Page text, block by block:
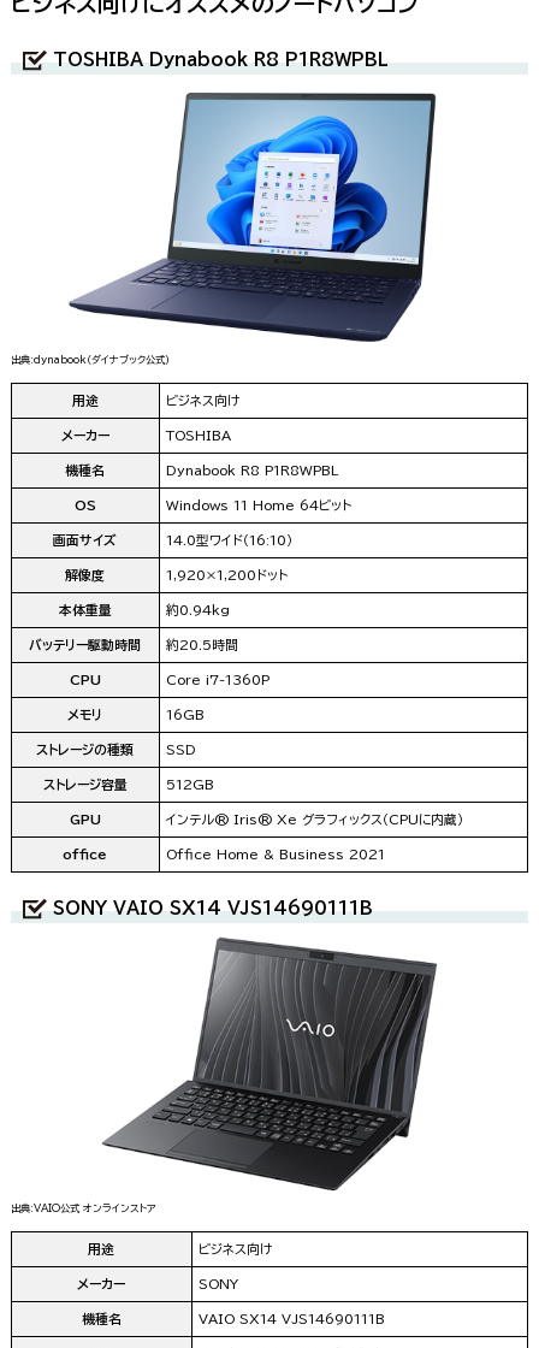
TOSHIBA Dynabook R8 P1R8WPBL
出典:dynabook（ダイナブック公式）
用途 ビジネス向け
メーカー TOSHIBA
機種名 Dynabook R8 P1R8WPBL
OS Windows 11 Home 64ビット
画面サイズ 14.0型ワイド（16:10）
解像度 1,920×1,200ドット
本体重量 約0.94kg
バッテリー駆動時間 約20.5時間
CPU Core i7-1360P
メモリ 16GB
ストレージの種類 SSD
ストレージ容量 512GB
GPU インテル® Iris® Xe グラフィックス（CPUに内蔵）
office Office Home & Business 2021
SONY VAIO SX14 VJS14690111B
出典:VAIO公式 オンラインストア
用途 ビジネス向け
メーカー SONY
機種名 VAIO SX14 VJS14690111B